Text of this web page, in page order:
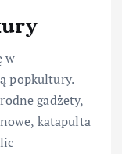
w
popkultury.
gadżety,
katapulta